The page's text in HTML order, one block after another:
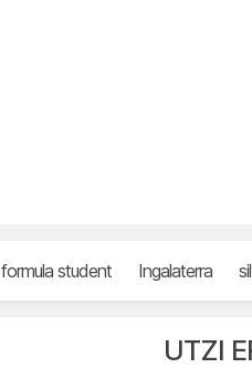
formula student Ingalaterra
UTZI